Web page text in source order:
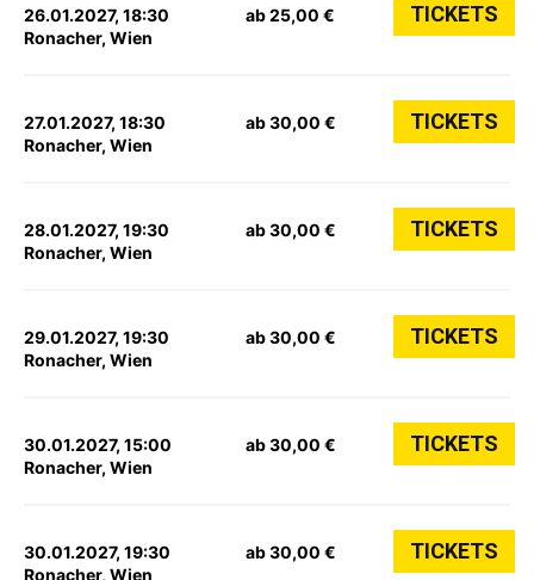
26.01.2027, 18:30
Ronacher, Wien
ab 25,00 € TICKETS
27.01.2027, 18:30
Ronacher, Wien
ab 30,00 € TICKETS
28.01.2027, 19:30
Ronacher, Wien
ab 30,00 € TICKETS
29.01.2027, 19:30
Ronacher, Wien
ab 30,00 € TICKETS
30.01.2027, 15:00
Ronacher, Wien
ab 30,00 € TICKETS
30.01.2027, 19:30
Ronacher, Wien
ab 30,00 € TICKETS